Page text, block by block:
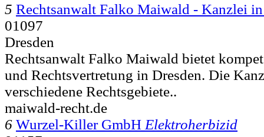
5 Rechtsanwalt Falko Maiwald - Kanzlei in
01097
Dresden
Rechtsanwalt Falko Maiwald bietet
und Rechtsvertretung in Dresden. Die
verschiedene Rechtsgebiete..
maiwald-recht.de
6 Wurzel-Killer GmbH Elektroherbizid